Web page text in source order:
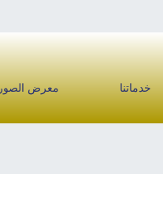
خدماتنا معرض الصور